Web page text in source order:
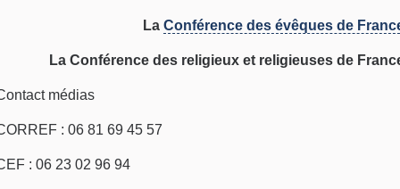
La Conférence des évêques de
La Conférence des religieux et religieuses de
médias
: 06 81 69 45 57
: 06 23 02 96 94